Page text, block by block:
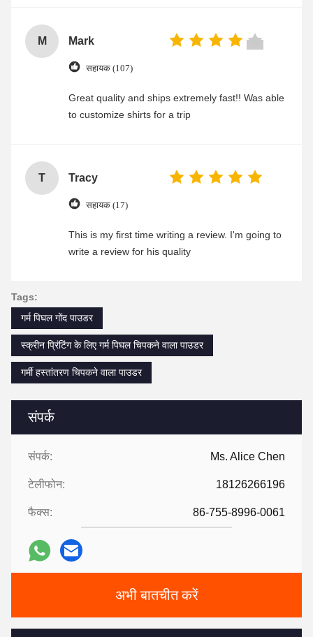
संपर्क
संपर्क: Ms. Alice Chen
टेलीफोन: 18126266196
फैक्स: 86-755-8996-0061
अभी बातचीत करें
M Mark
सहायक (107)
Great quality and ships extremely fast!! Was able
to customize shirts for a trip
T Tracy
सहायक (17)
This is my first time writing a review. I'm going to
write a review for his quality
Tags:
गर्म पिघल गोंद पाउडर
स्क्रीन प्रिंटिंग के लिए गर्म पिघल चिपकने वाला पाउडर
गर्मी हस्तांतरण चिपकने वाला पाउडर